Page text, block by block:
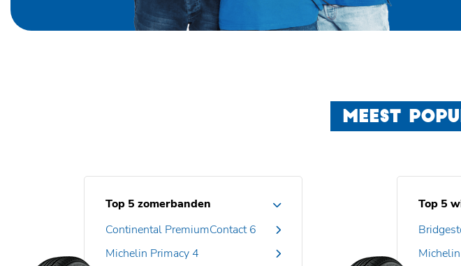
MEEST
Top 5 zomerbanden
Continental PremiumContact 6
Michelin Primacy 4
Top 5